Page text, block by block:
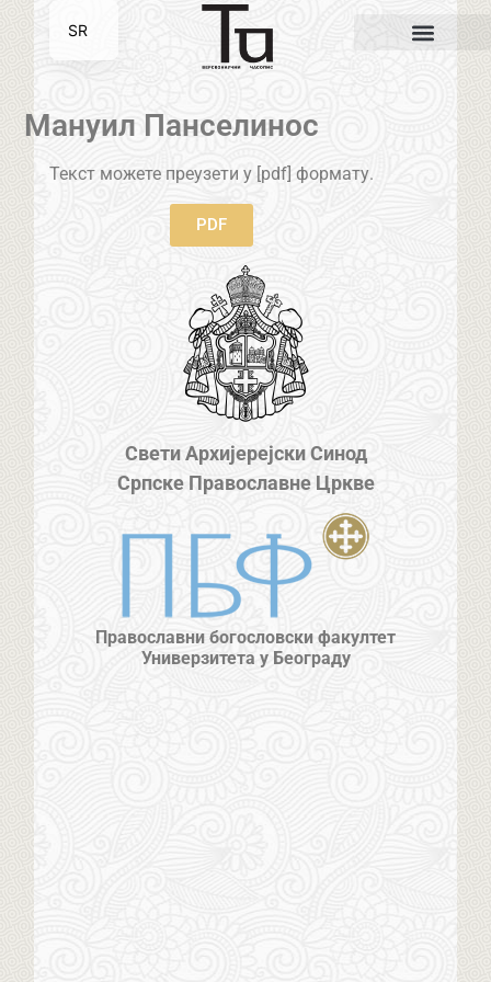
Мануил Панселинос
Текст можете преузети у [pdf] формату.
PDF
Свети Архијерејски Синод
Српске Православне Цркве
Православни богословски факултет
Универзитета у Београду
SR
EN